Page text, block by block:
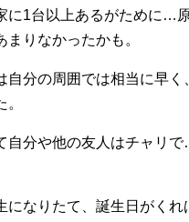
に1台以上あるがために…
まりなかったかも。
自分の周囲では相当に早く
自分や他の友人はチャリ
になりたて、誕生日がく